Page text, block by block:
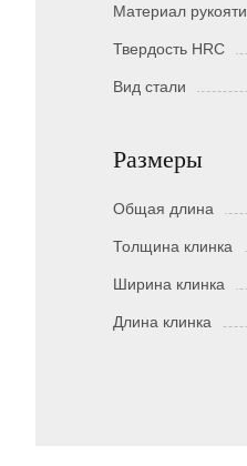
Материал рукояти
Твердость HRC
Вид стали
Размеры
Общая длина
Толщина клинка
Ширина клинка
Длина клинка